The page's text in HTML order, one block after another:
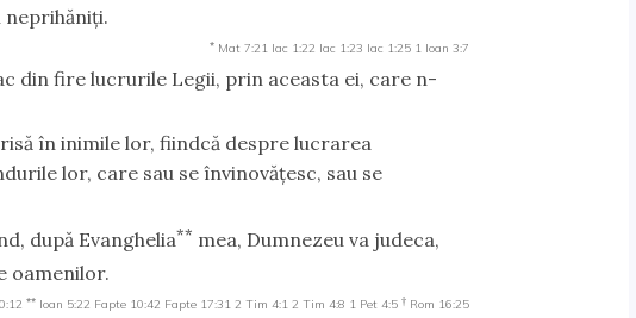
* Mat 7:21 Iac 1:22 Iac 1:23 Iac 1:25 1 Ioan 3:7
din fire lucrurile Legii, prin aceasta ei, care n-
în inimile lor, fiindcă despre lucrarea
lor, care sau se învinovăţesc, sau se
după Evanghelia** mea, Dumnezeu va judeca,
oamenilor.
** Ioan 5:22 Fapte 10:42 Fapte 17:31 2 Tim 4:1 2 Tim 4:8 1 Pet 4:5 † Rom 16:25